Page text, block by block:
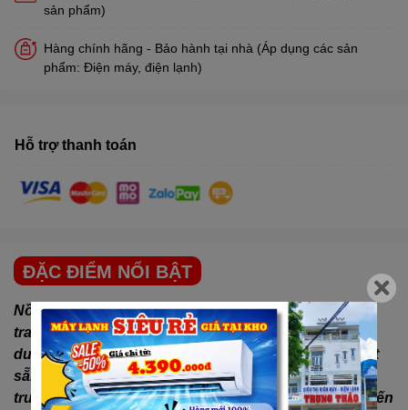
sản phẩm)
Hàng chính hãng - Bảo hành tại nhà (Áp dụng các sản
phẩm: Điện máy, điện lạnh)
Hỗ trợ thanh toán
ĐẶC ĐIỂM NỔI BẬT
Nồi chiên không dầu Philips HD9270/90 6.2 lít
được
trang bị công nghệ Rapid Air, công suất 2000W, có
dung tích sử dụng 3 lít, 7 chương trình nấu ăn cài đặt
sẵn, cùng nhiều tiện ích như: giữ ấm, chân đế chống
trượt,... là thiết bị nấu nướng hữu ích giúp bạn chế biến